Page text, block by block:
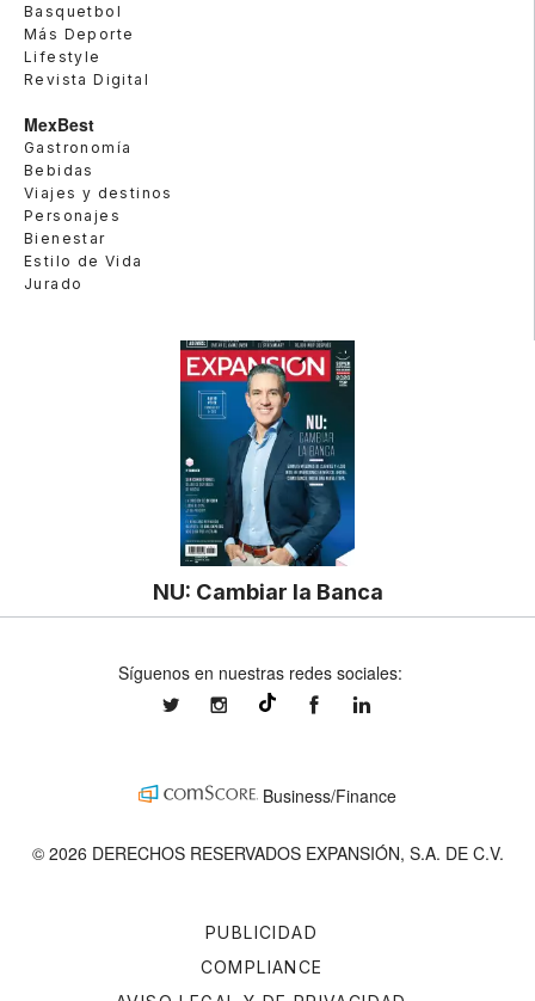
Basquetbol
Más Deporte
Lifestyle
Revista Digital
MexBest
Gastronomía
Bebidas
Viajes y destinos
Personajes
Bienestar
Estilo de Vida
Jurado
NU: Cambiar la Banca
PUBLICIDAD
COMPLIANCE
Síguenos en nuestras redes sociales:
expansionmxexpansionmx ExpansionMex
Business/Finance
© 2026 DERECHOS RESERVADOS EXPANSIÓN, S.A. DE C.V.